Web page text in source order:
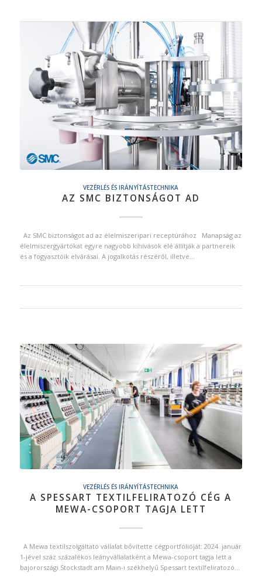
VEZÉRLÉS ÉS IRÁNYÍTÁSTECHNIKA
AZ SMC BIZTONSÁGOT AD
Az SMC biztonságot ad az élelmiszeripari receptúrához Manapság az
élelmiszergyártókat egyre nagyobb kihívások elé állítják a partnereik
és a fogyasztóik elvárásai. A jogalkotás részéről, illetve…
VEZÉRLÉS ÉS IRÁNYÍTÁSTECHNIKA
A SPESSART TEXTILFELIRATOZÓ CÉG A
MEWA-CSOPORT TAGJA LETT
A Mewa textilszolgáltató vállalat bővítette cégportfólióját: 2024. január
1-jével száz százalékos leányvállalatként a Mewa-csoport tagja lett a
bajorországi Stockstadt am Main-i székhelyű Spessart textilfeliratozó…